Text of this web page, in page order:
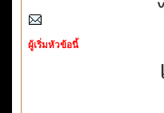
ผู้เริ่มหัวข้อนี้